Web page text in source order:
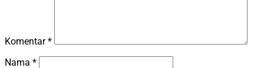
Komentar*
Nama *